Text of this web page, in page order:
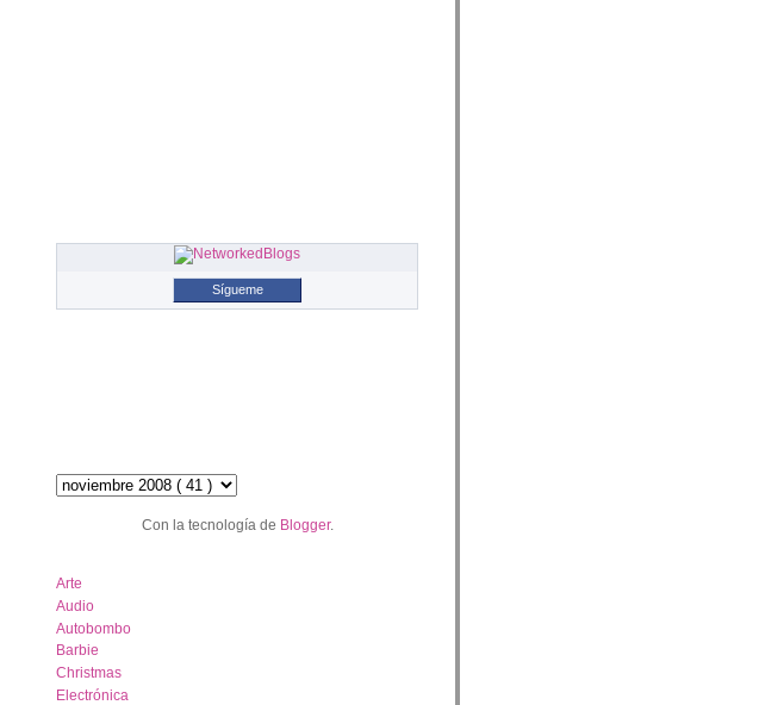
Sígueme
Con la tecnología de Blogger.
Arte
Audio
Autobombo
Barbie
Christmas
Electrónica